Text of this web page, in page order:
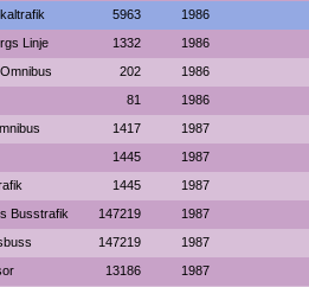
5963 1986
Linje 1332 1986
202 1986
81 1986
1417 1987
1445 1987
1445 1987
Busstrafik 147219 1987
147219 1987
13186 1987